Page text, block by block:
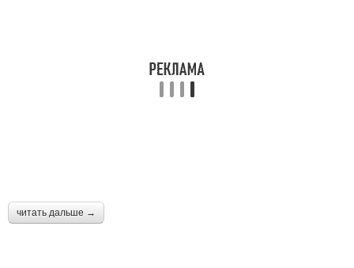
читать дальше →